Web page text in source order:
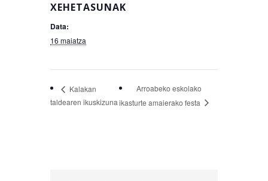
XEHETASUNAK
Data:
16 maiatza
Kalakan
taldearen ikuskizuna
Arroabeko eskolako
ikasturte amaierako festa